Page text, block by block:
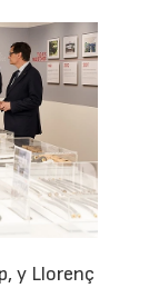
y Llorenç